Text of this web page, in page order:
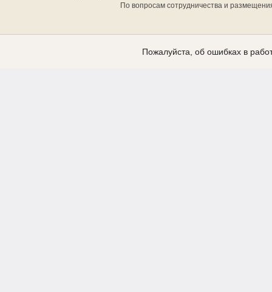
По вопросам сотрудничества и
Пожалуйста, об ошибках в